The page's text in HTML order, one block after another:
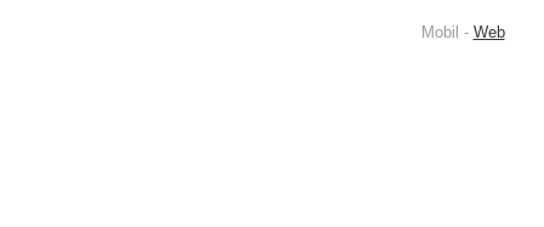
Mobil - Web